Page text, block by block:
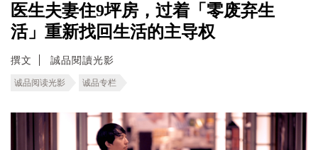
医生夫妻住9坪房，过着「零废弃生
活」重新找回生活的主导权
撰文 誠品閱讀光影
诚品阅读光影 诚品专栏